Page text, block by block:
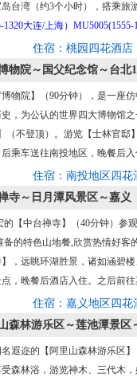
台湾（约3个小时），搭乘旅
1320大连/上海）
住宿：桃园四花酒店
物院～国父纪念馆～台北
物院】（90分钟），是一座
，为公认的世界四大博物馆
（不登顶）。游览【士林官
乘车送往南投地区，晚餐后入
住宿：南投地区四花
寺～日月潭风景区～嘉义
【中台禅寺】（40分钟）参
的特色山地餐,欣赏热情好
，远眺环湖胜景，诸如涵碧
，晚餐后酒店入住。之后前往
住宿：嘉义地区四花
森林游乐区～莲池潭景区
遐迩的【阿里山森林游乐区
森林浴，游览神木、三代木